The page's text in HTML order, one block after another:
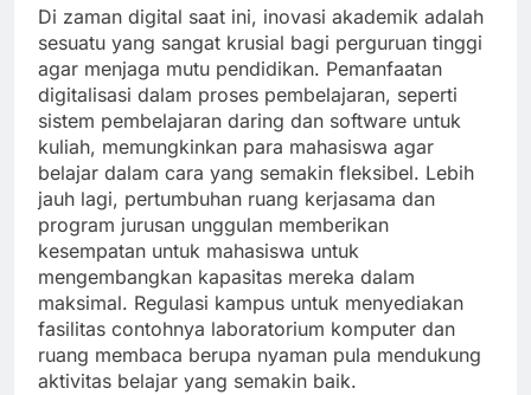
Di zaman digital saat ini, inovasi akademik adalah
sesuatu yang sangat krusial bagi perguruan tinggi
agar menjaga mutu pendidikan. Pemanfaatan
digitalisasi dalam proses pembelajaran, seperti
sistem pembelajaran daring dan software untuk
kuliah, memungkinkan para mahasiswa agar
belajar dalam cara yang semakin fleksibel. Lebih
jauh lagi, pertumbuhan ruang kerjasama dan
program jurusan unggulan memberikan
kesempatan untuk mahasiswa untuk
mengembangkan kapasitas mereka dalam
maksimal. Regulasi kampus untuk menyediakan
fasilitas contohnya laboratorium komputer dan
ruang membaca berupa nyaman pula mendukung
aktivitas belajar yang semakin baik.